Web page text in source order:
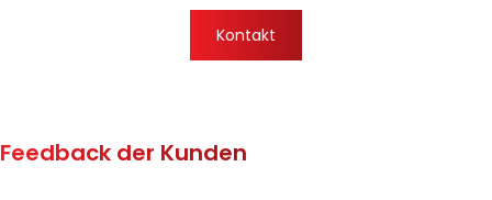
Kontakt
Feedback der Kunden